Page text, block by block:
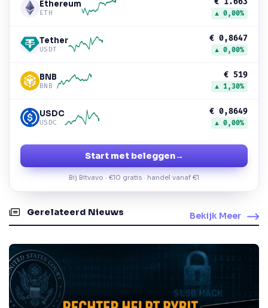
Ethereum
ETH
€ 1.663
▲ 0,00%
Tether
USDT
€ 0,8647
▲ 0,00%
BNB
BNB
€ 519
▲ 1,30%
USDC
USDC
€ 0,8649
▲ 0,00%
Start met beleggen→
Bij Bitvavo · €10 gratis · handel vanaf €1
Gerelateerd Nieuws Bekijk Meer